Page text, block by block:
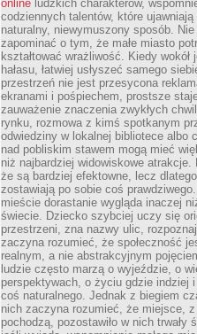
online ludzkich charakterów,
codziennych talentów, które ujawniają
naturalny, niewymuszony sposób.
zapominać o tym, że małe miasto
kształtować wrażliwość. Kiedy wokół
hałasu, łatwiej usłyszeć samego
przestrzeń nie jest przesycona
ekranami i pośpiechem, prostsze
zauważenie znaczenia zwykłych
rynku, rozmowa z kimś spotkanym
odwiedziny w lokalnej bibliotece albo
nad pobliskim stawem mogą mieć
niż najbardziej widowiskowe atrakcje.
że są bardziej efektowne, lecz
zostawiają po sobie coś prawdziwego.
mieście dorastanie wygląda inaczej
świecie. Dziecko szybciej uczy się
przestrzeni, zna nazwy ulic,
zaczyna rozumieć, że społeczność
realnym, a nie abstrakcyjnym
ludzie często marzą o wyjeździe, o
perspektywach, o życiu gdzie indziej
coś naturalnego. Jednak z biegiem
nich zaczyna rozumieć, że miejsce,
pochodzą, pozostawiło w nich trwały